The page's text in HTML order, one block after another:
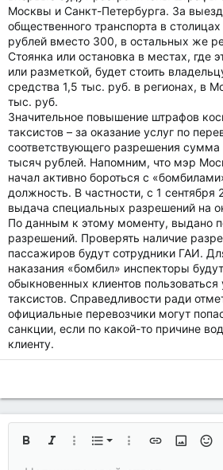
Москвы и Санкт-Петербурга. За
общественного транспорта в
рублей вместо 300, в остальных же
Стоянка или остановка в местах, где
или разметкой, будет стоить
средства 1,5 тыс. руб. в регионах, в
тыс. руб.
Значительное повышение штрафов
таксистов – за оказание услуг по
соответствующего разрешения сумма
тысяч рублей. Напомним, что мэр
начал активно бороться с
должность. В частности, с 1 сентября
выдача специальных разрешений на
По данным к этому моменту, выдано
разрешений. Проверять наличие
пассажиров будут сотрудники ГАИ.
наказания «бомбил» инспекторы
обыкновенных клиентов
таксистов. Справедливости ради
официальные перевозчики могут
санкции, если по какой-то причине
клиенту.
ЖирныйКурсивДополнительно...
СписокДополнительно...
Вставить